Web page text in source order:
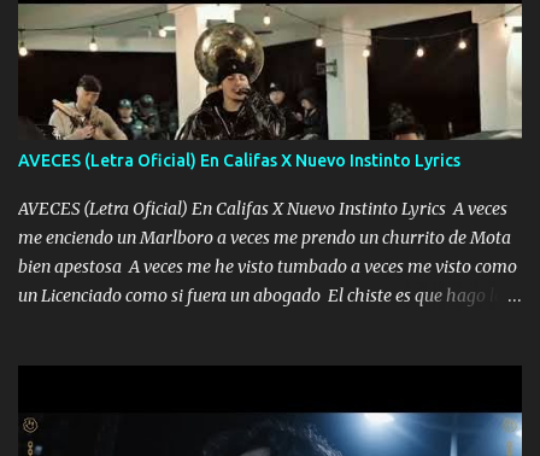
AVECES (Letra Oficial) En Califas X Nuevo Instinto Lyrics
AVECES (Letra Oficial) En Califas X Nuevo Instinto Lyrics A veces
me enciendo un Marlboro a veces me prendo un churrito de Mota
bien apestosa A veces me he visto tumbado a veces me visto como
un Licenciado como si fuera un abogado El chiste es que hago lo
corriente no quieren verte subir de level trucha mis plebes Música
A veces me pongo un sombrero a veces me ven la cachucha de lado